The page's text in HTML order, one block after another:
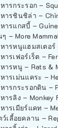
ารกระรอก –
ารชินชิล่า –
ารแกสบี้ –
– More
ารหนูแฮมสเตอร์
ารเฟอร์เร็ต –
ารหนู – Rats &
ารเม่นแคระ –
ารกระรอกดิน –
ารลิง – Monkey
ารเมียร์แคท –
เลี้อยคลาน –